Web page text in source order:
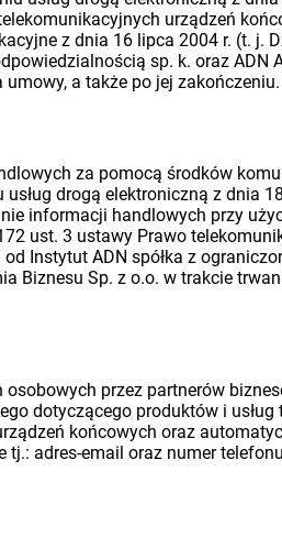
urządzeń
z dnia 16 lipca 2004 r. (t. j.
sp. k. oraz ADN
a także po jej zakończeniu.
za pomocą środków
drogą elektroniczną z dnia
informacji handlowych przy
ust. 3 ustawy Prawo
Instytut ADN spółka z
Biznesu Sp. z o.o. w trakcie
przez partnerów
dotyczącego produktów i
końcowych oraz
tj.: adres-email oraz numer telefonu